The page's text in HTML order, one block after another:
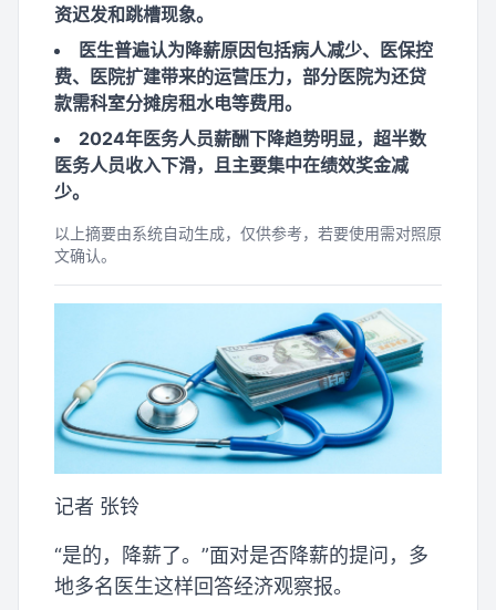
资迟发和跳槽现象。
医生普遍认为降薪原因包括病人减少、医保控
费、医院扩建带来的运营压力，部分医院为还贷
款需科室分摊房租水电等费用。
2024年医务人员薪酬下降趋势明显，超半数
医务人员收入下滑，且主要集中在绩效奖金减
少。
以上摘要由系统自动生成，仅供参考，若要使用需对照原
文确认。
记者 张铃
“是的，降薪了。”面对是否降薪的提问，多
地多名医生这样回答经济观察报。